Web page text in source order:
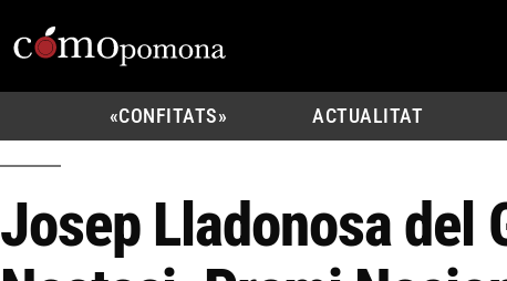
«CONFITATS» ACTUALITAT
Josep Lladonosa del